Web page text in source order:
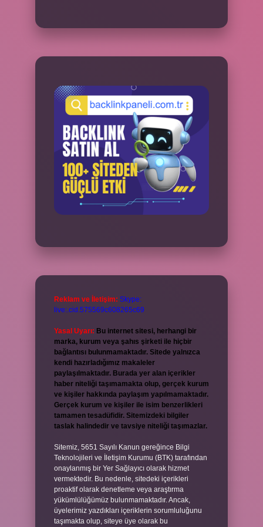
Reklam ve İletişim: Skype:
live:.cid.575569c608265c69
Yasal Uyarı: Bu internet sitesi, herhangi bir
marka, kurum veya şahıs şirketi ile hiçbir
bağlantısı bulunmamaktadır. Sitede yalnızca
kendi hazırladığımız makaleler
paylaşılmaktadır. Burada yer alan içerikler
haber niteliği taşımamakta olup, gerçek kurum
ve kişiler hakkında paylaşım yapılmamaktadır.
Gerçek kurum ve kişiler ile isim benzerlikleri
tamamen tesadüfidir. Sitemizdeki bilgiler
taslak halindedir ve tavsiye niteliği taşımazlar.
Sitemiz, 5651 Sayılı Kanun gereğince Bilgi
Teknolojileri ve İletişim Kurumu (BTK) tarafından
onaylanmış bir Yer Sağlayıcı olarak hizmet
vermektedir. Bu nedenle, sitedeki içerikleri
proaktif olarak denetleme veya araştırma
yükümlülüğümüz bulunmamaktadır. Ancak,
üyelerimiz yazdıkları içeriklerin sorumluluğunu
taşımakta olup, siteye üye olarak bu